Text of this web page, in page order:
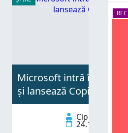
în plus pentru afișarea
Microsoft intră în hora
și lansează Copilot Mode
Ciprian Adrian
24.10.2025